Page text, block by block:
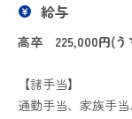
給与
高卒 225,000円(う
【諸手当】
通勤手当、家族手